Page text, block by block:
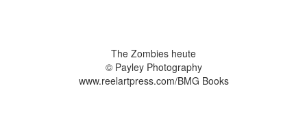
The Zombies heute
© Payley Photography
www.reelartpress.com/BMG Books